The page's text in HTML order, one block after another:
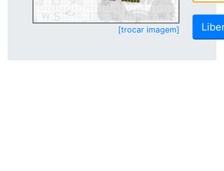
[trocar imagem]